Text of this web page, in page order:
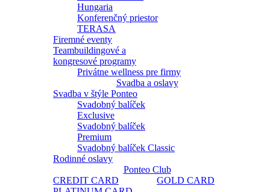
Hungaria
Konferenčný priestor
TERASA
Firemné eventy
Teambuildingové a
kongresové programy
Privátne wellness pre firmy
Svadba a oslavy
Svadba v štýle Ponteo
Svadobný balíček
Exclusive
Svadobný balíček
Premium
Svadobný balíček Classic
Rodinné oslavy
Ponteo Club
CREDIT CARD
GOLD CARD